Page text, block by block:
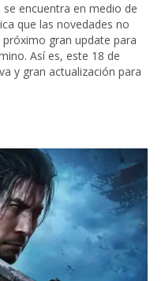
encuentra en medio de
que las novedades no
gran update para
Así es, este 18 de
y gran actualización para